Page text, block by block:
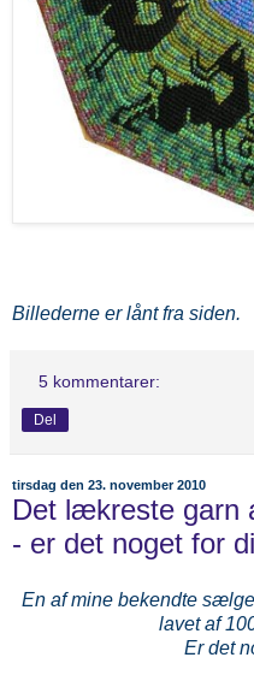
Billederne er lånt fra siden.
5 kommentarer:
Del
tirsdag den 23. november 2010
Det lækreste garn
- er det noget for
En af mine bekendte
lavet af
Er det